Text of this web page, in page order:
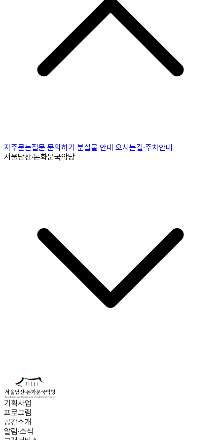
자주묻는질문 문의하기 분실물 안내 오시는길·주차안내
서울남산·돈화문국악당
기획사업
프로그램
공간소개
알림·소식